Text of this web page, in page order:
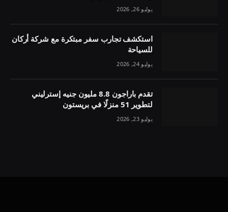
يوليو 26, 2026
استكشف تجارب سفر مبتكرة مع شركة أركان
للسياحة
يوليو 24, 2026
تقدم باراجون 8.8 مليون جنيه إسترليني
لتطوير 51 منزلًا في بريستون
يوليو 23, 2026